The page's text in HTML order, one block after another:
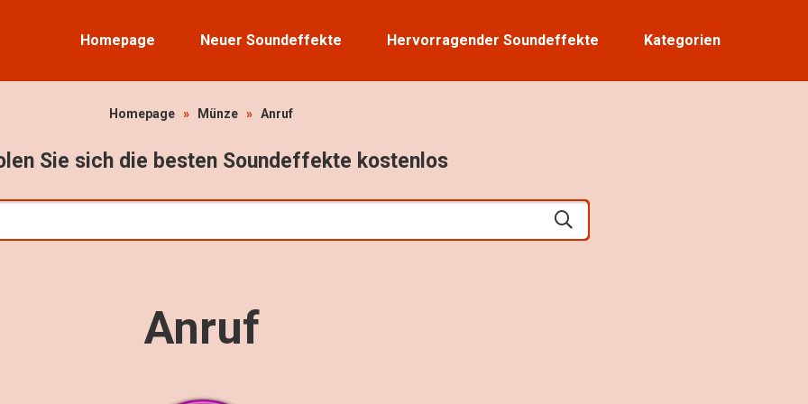
Homepage Neuer Soundeffekte Hervorragender Soundeffekte Kategorien
Homepage » Münze » Anruf
Sie sich die besten Soundeffekte kostenlos
Anruf